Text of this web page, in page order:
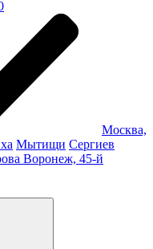
Москва,
Мытищи Сергиев
Воронеж, 45-й